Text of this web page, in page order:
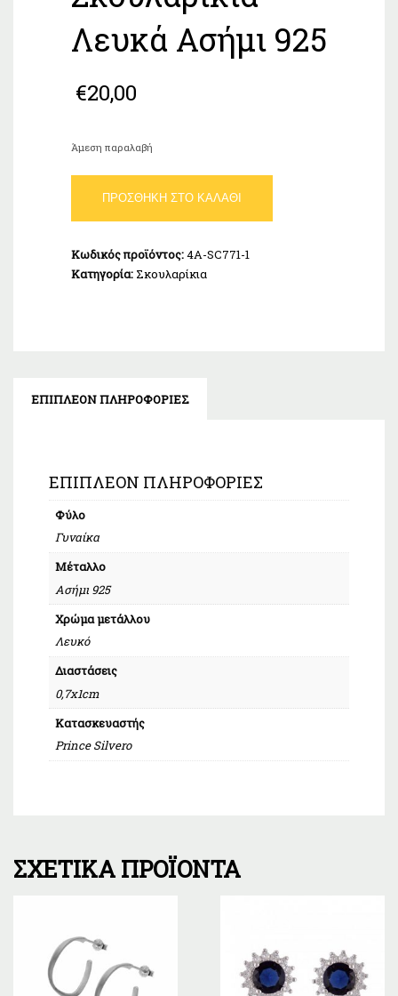
Λευκά Ασήμι 925
€20,00
Άμεση παραλαβή
Λευκά
Ασήμι
ποσότητα
ΠΡΟΣΘΉΚΗ ΣΤΟ ΚΑΛΆΘΙ
Κωδικός προϊόντος:4A-SC771-1
Κατηγορία: Σκουλαρίκια
ΕΠΙΠΛΈΟΝ ΠΛΗΡΟΦΟΡΊΕΣ
ΕΠΙΠΛΈΟΝ ΠΛΗΡΟΦΟΡΊΕΣ
Φύλο
Γυναίκα
Μέταλλο
Ασήμι 925
Χρώμα μετάλλου
Λευκό
Διαστάσεις
0,7x1cm
Κατασκευαστής
Prince Silvero
ΣΧΕΤΙΚΆ ΠΡΟΪΌΝΤΑ